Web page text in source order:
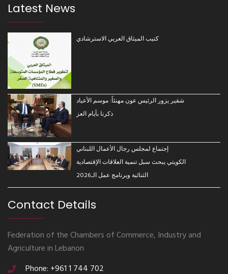
Latest News
كتيب الميثاق العربي الاسترشادي
شقير يزور الرئيس عون مهنئاً: موسم الأعياد
ذكرنا بأيام العز
إجتماع لمجلس رجال الأعمال اللبناني
الكويتي يبحث سبل تنمية العلاقات الإقتصادية
الثنائية وبرنامج عمل الـ2026
Contact Details
Federation of the Chambers of Commerce, Industry and
Agriculture in Lebanon
Phone: +961 1 744 702